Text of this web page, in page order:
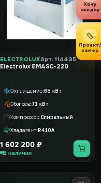
ELECTROLUXАрт. 114435
Electrolux EMASC-220
Охлаждение 65 кВт
Обогрев 71 кВт
Компрессор Спиральный
Хладагент R410A
1 602 200 ₽
В наличии
Хочу
скидку
Проект/
замер